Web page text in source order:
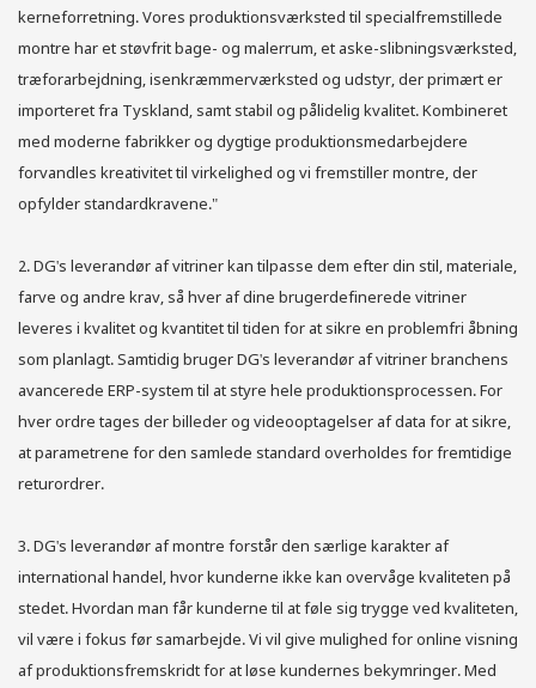
kerneforretning. Vores produktionsværksted til specialfremstillede
montre har et støvfrit bage- og malerrum, et aske-slibningsværksted,
træforarbejdning, isenkræmmerværksted og udstyr, der primært er
importeret fra Tyskland, samt stabil og pålidelig kvalitet. Kombineret
med moderne fabrikker og dygtige produktionsmedarbejdere
forvandles kreativitet til virkelighed og vi fremstiller montre, der
opfylder standardkravene."
2. DG's leverandør af vitriner kan tilpasse dem efter din stil, materiale,
farve og andre krav, så hver af dine brugerdefinerede vitriner
leveres i kvalitet og kvantitet til tiden for at sikre en problemfri åbning
som planlagt. Samtidig bruger DG's leverandør af vitriner branchens
avancerede ERP-system til at styre hele produktionsprocessen. For
hver ordre tages der billeder og videooptagelser af data for at sikre,
at parametrene for den samlede standard overholdes for fremtidige
returordrer.
3. DG's leverandør af montre forstår den særlige karakter af
international handel, hvor kunderne ikke kan overvåge kvaliteten på
stedet. Hvordan man får kunderne til at føle sig trygge ved kvaliteten,
vil være i fokus før samarbejde. Vi vil give mulighed for online visning
af produktionsfremskridt for at løse kundernes bekymringer. Med